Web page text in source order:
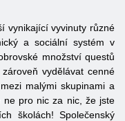
vynikající vyvinuty různé
a sociální systém v
množství questů
vydělávat cenné
malými skupinami a
ne pro nic za nic, že ​​jste
školách! Společenský